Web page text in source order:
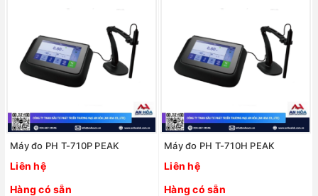
Máy đo PH T-710P PEAK
Liên hệ
Hàng có sẵn
Máy đo PH T-710H PEAK
Liên hệ
Hàng có sẵn